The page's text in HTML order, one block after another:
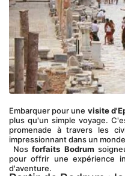
Embarquer pour une visite
plus qu'un simple voyage.
promenade à travers les
impressionnant dans un
Nos forfaits Bodrum
pour offrir une expérience
d'aventure.